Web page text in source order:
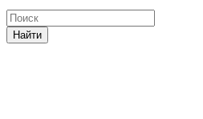
Найти